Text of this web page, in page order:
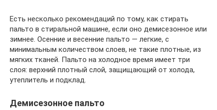
Есть несколько рекомендаций по тому, как стирать
пальто в стиральной машине, если оно демисезонное или
зимнее. Осенние и весенние пальто — легкие, с
минимальным количеством слоев, не такие плотные, из
мягких тканей. Пальто на холодное время имеет три
слоя: верхний плотный слой, защищающий от холода,
утеплитель и подклад.
Демисезонное пальто